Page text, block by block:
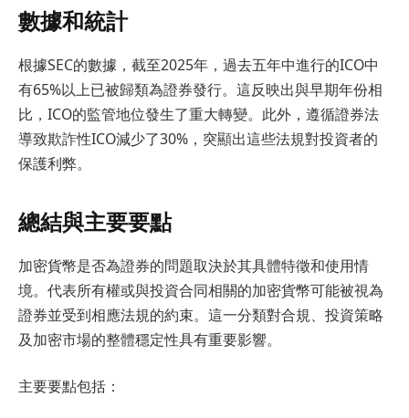
數據和統計
根據SEC的數據，截至2025年，過去五年中進行的ICO中
有65%以上已被歸類為證券發行。這反映出與早期年份相
比，ICO的監管地位發生了重大轉變。此外，遵循證券法
導致欺詐性ICO減少了30%，突顯出這些法規對投資者的
保護利弊。
總結與主要要點
加密貨幣是否為證券的問題取決於其具體特徵和使用情
境。代表所有權或與投資合同相關的加密貨幣可能被視為
證券並受到相應法規的約束。這一分類對合規、投資策略
及加密市場的整體穩定性具有重要影響。
主要要點包括：